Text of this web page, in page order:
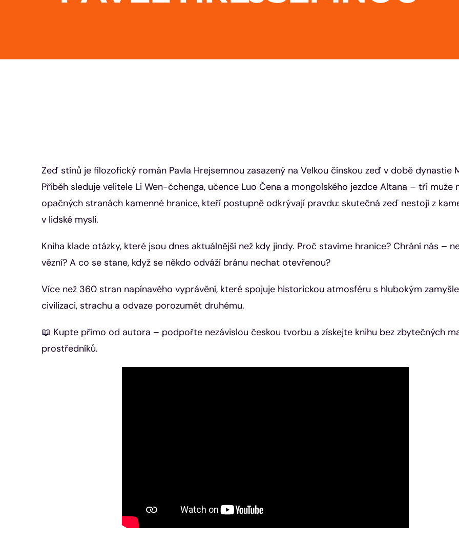
Zeď stínů je filozofický román Pavla Hrejsemnou zasazený na Velkou čínskou zeď v době dynastie
Příběh sleduje velitele Li Wen-čchenga, učence Luo Čena a mongolského jezdce Altana – tři muže
opačných stranách kamenné hranice, kteří postupně odkrývají pravdu: skutečná zeď nestojí z
v lidské mysli.
Kniha klade otázky, které jsou dnes aktuálnější než kdy jindy. Proč stavíme hranice? Chrání nás –
vězní? A co se stane, když se někdo odváží bránu nechat otevřenou?
Více než 360 stran napínavého vyprávění, které spojuje historickou atmosféru s hlubokým
civilizaci, strachu a odvaze porozumět druhému.
📖 Kupte přímo od autora – podpořte nezávislou českou tvorbu a získejte knihu bez zbytečných
prostředníků.